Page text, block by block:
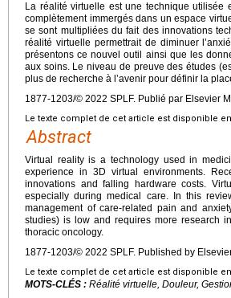
La réalité virtuelle est une technique utilisée
complètement immergés dans un espace
se sont multipliées du fait des innovations
réalité virtuelle permettrait de diminuer
présentons ce nouvel outil ainsi que les
aux soins. Le niveau de preuve des études
plus de recherche à l’avenir pour définir la
1877-1203/© 2022 SPLF. Publié par Elsevier
Le texte complet de cet article est disponible en
Abstract
Virtual reality is a technology used in
experience in 3D virtual environments.
innovations and falling hardware costs.
especially during medical care. In this
management of care-related pain and
studies) is low and requires more research
thoracic oncology.
1877-1203/© 2022 SPLF. Published by
Le texte complet de cet article est disponible en
MOTS-CLÉS : Réalité virtuelle, Douleur,